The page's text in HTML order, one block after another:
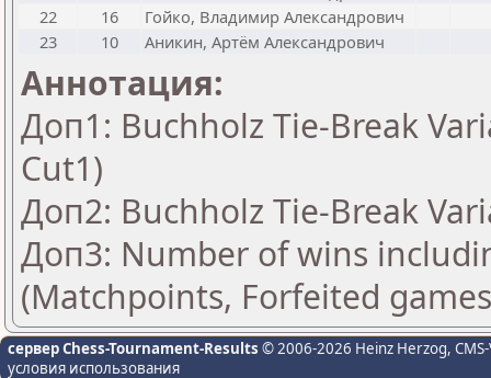
22
16
Гойко, Владимир Александрович
23
10 Аникин, Артём Александрович
Аннотация:
Доп1: Buchholz Tie-Break
Cut1)
Доп2: Buchholz Tie-Break
Доп3: Number of wins
(Matchpoints, Forfeited
сервер Chess-Tournament-Results © 2006-2026 Heinz Herzog,
условия использования